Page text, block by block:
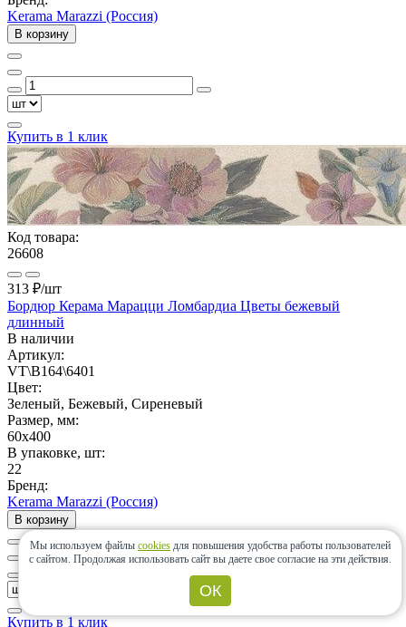
Kerama Marazzi (Россия)
В корзину
Купить в 1 клик
Код товара:
26608
313 ₽/шт
Бордюр Керама Марацци Ломбардиа Цветы бежевый
длинный
В наличии
Артикул:
VT\B164\6401
Цвет:
Зеленый, Бежевый, Сиреневый
Размер, мм:
60x400
В упаковке, шт:
22
Бренд:
Kerama Marazzi (Россия)
В корзину
Купить в 1 клик
Мы используем файлы cookies для повышения удобства работы пользователей
с сайтом. Продолжая использовать сайт вы даете свое согласие на эти действия.
ОК